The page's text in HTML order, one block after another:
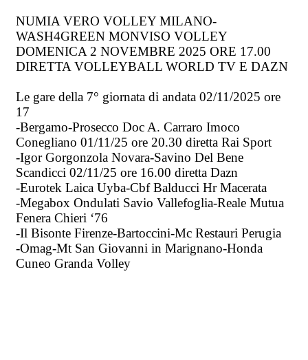
NUMIA VERO VOLLEY MILANO-
WASH4GREEN MONVISO VOLLEY
DOMENICA 2 NOVEMBRE 2025 ORE 17.00
DIRETTA VOLLEYBALL WORLD TV E DAZN
Le gare della 7° giornata di andata 02/11/2025 ore
17
-Bergamo-Prosecco Doc A. Carraro Imoco
Conegliano 01/11/25 ore 20.30 diretta Rai Sport
-Igor Gorgonzola Novara-Savino Del Bene
Scandicci 02/11/25 ore 16.00 diretta Dazn
-Eurotek Laica Uyba-Cbf Balducci Hr Macerata
-Megabox Ondulati Savio Vallefoglia-Reale Mutua
Fenera Chieri ‘76
-Il Bisonte Firenze-Bartoccini-Mc Restauri Perugia
-Omag-Mt San Giovanni in Marignano-Honda
Cuneo Granda Volley